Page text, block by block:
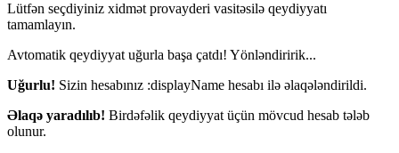
Lütfən seçdiyiniz xidmət provayderi vasitəsilə qeydiyyatı
tamamlayın.
Avtomatik qeydiyyat uğurla başa çatdı! Yönləndiririk...
Uğurlu! Sizin hesabınız :displayName hesabı ilə əlaqələndirildi.
Əlaqə yaradılıb! Birdəfəlik qeydiyyat üçün mövcud hesab tələb
olunur.